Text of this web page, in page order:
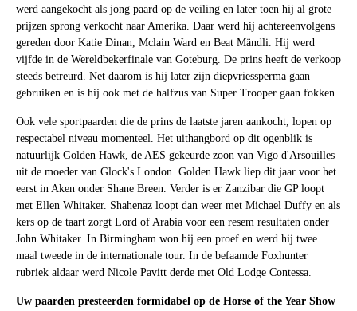
werd aangekocht als jong paard op de veiling en later toen hij al grote
prijzen sprong verkocht naar Amerika. Daar werd hij achtereenvolgens
gereden door Katie Dinan, Mclain Ward en Beat Mändli. Hij werd
vijfde in de Wereldbekerfinale van Goteburg. De prins heeft de verkoop
steeds betreurd. Net daarom is hij later zijn diepvriessperma gaan
gebruiken en is hij ook met de halfzus van Super Trooper gaan fokken.
Ook vele sportpaarden die de prins de laatste jaren aankocht, lopen op
respectabel niveau momenteel. Het uithangbord op dit ogenblik is
natuurlijk Golden Hawk, de AES gekeurde zoon van Vigo d'Arsouilles
uit de moeder van Glock's London. Golden Hawk liep dit jaar voor het
eerst in Aken onder Shane Breen. Verder is er Zanzibar die GP loopt
met Ellen Whitaker. Shahenaz loopt dan weer met Michael Duffy en als
kers op de taart zorgt Lord of Arabia voor een resem resultaten onder
John Whitaker. In Birmingham won hij een proef en werd hij twee
maal tweede in de internationale tour. In de befaamde Foxhunter
rubriek aldaar werd Nicole Pavitt derde met Old Lodge Contessa.
Uw paarden presteerden formidabel op de Horse of the Year Show